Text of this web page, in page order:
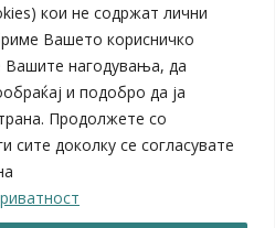
кои не содржат лични
Вашето корисничко
Вашите нагодувања, да
и подобро да ја
Продолжете со
сите доколку се согласувате
Македонија
Македонија
трансформација